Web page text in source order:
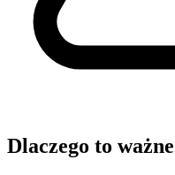
Dlaczego to